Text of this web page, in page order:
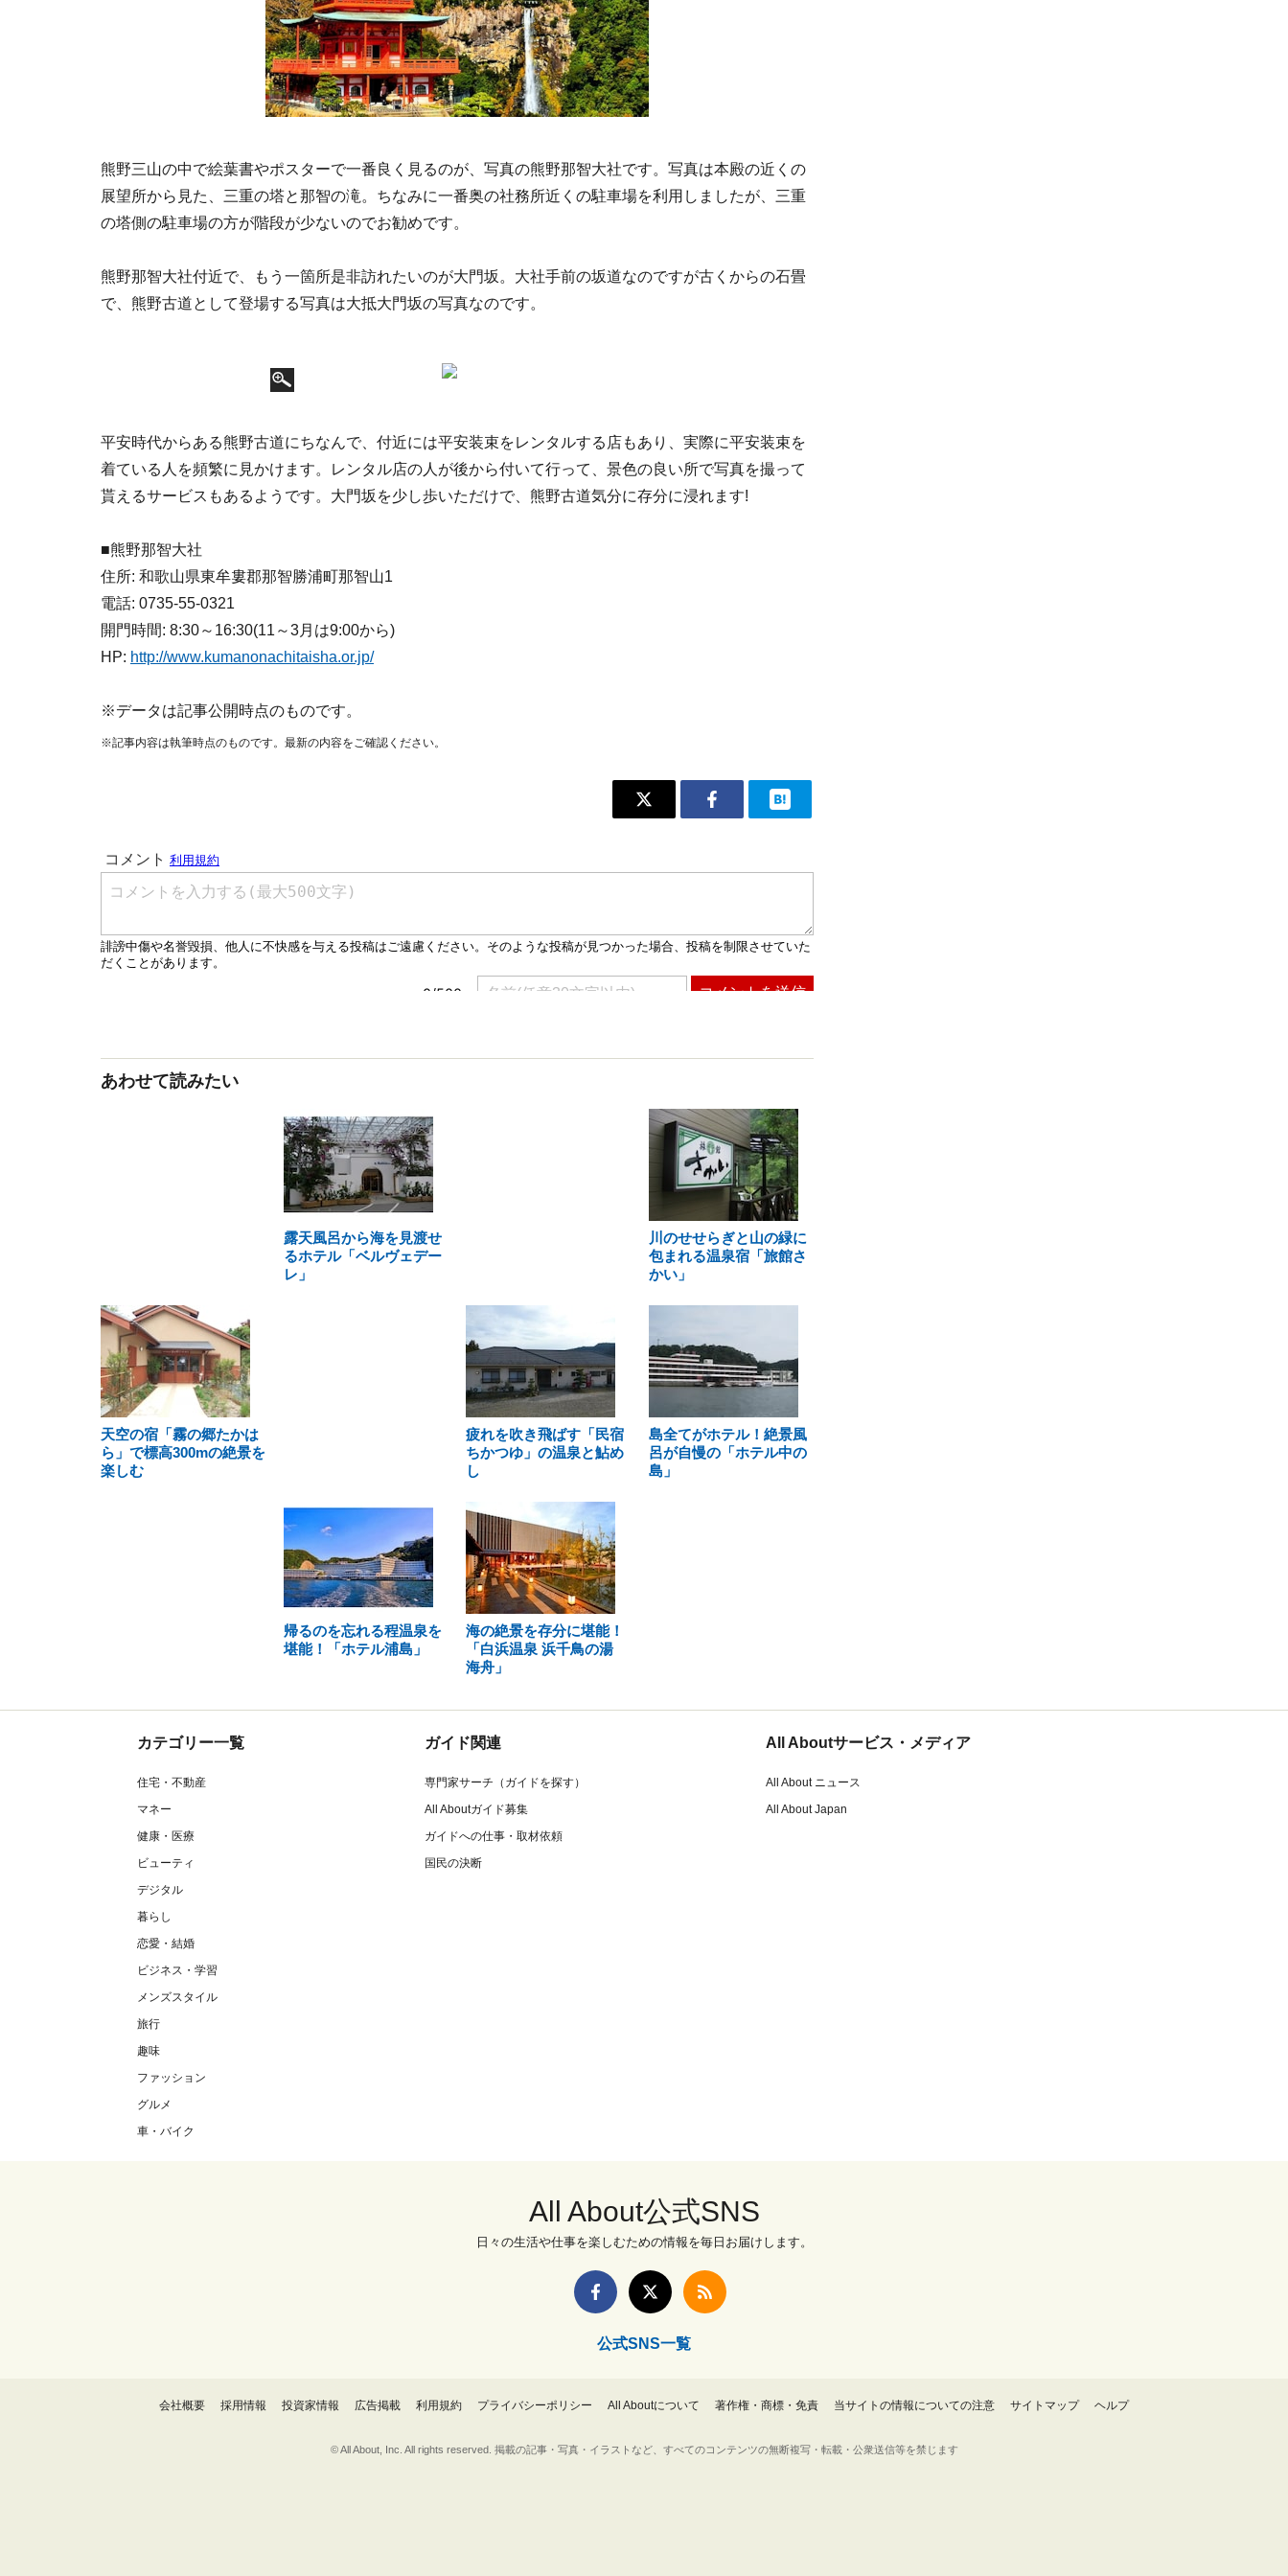
熊野三山の中で絵葉書やポスターで一番良く見るのが、写真の熊野那智大社です。写真は本殿の近くの
展望所から見た、三重の塔と那智の滝。ちなみに一番奥の社務所近くの駐車場を利用しましたが、三重
の塔側の駐車場の方が階段が少ないのでお勧めです。
熊野那智大社付近で、もう一箇所是非訪れたいのが大門坂。大社手前の坂道なのですが古くからの石畳
で、熊野古道として登場する写真は大抵大門坂の写真なのです。
平安時代からある熊野古道にちなんで、付近には平安装束をレンタルする店もあり、実際に平安装束を
着ている人を頻繁に見かけます。レンタル店の人が後から付いて行って、景色の良い所で写真を撮って
貰えるサービスもあるようです。大門坂を少し歩いただけで、熊野古道気分に存分に浸れます!
■熊野那智大社
住所: 和歌山県東牟婁郡那智勝浦町那智山1
電話: 0735-55-0321
開門時間: 8:30～16:30(11～3月は9:00から)
HP: http://www.kumanonachitaisha.or.jp/
※データは記事公開時点のものです。
※記事内容は執筆時点のものです。最新の内容をご確認ください。
あわせて読みたい
露天風呂から海を見渡せ
るホテル「ベルヴェデー
レ」
川のせせらぎと山の緑に
包まれる温泉宿「旅館さ
かい」
天空の宿「霧の郷たかは
ら」で標高300mの絶景を
楽しむ
疲れを吹き飛ばす「民宿
ちかつゆ」の温泉と鮎め
し
島全てがホテル！絶景風
呂が自慢の「ホテル中の
島」
帰るのを忘れる程温泉を
堪能！「ホテル浦島」
海の絶景を存分に堪能！
「白浜温泉 浜千鳥の湯
海舟」
カテゴリー一覧
住宅・不動産
マネー
健康・医療
ビューティ
デジタル
暮らし
恋愛・結婚
ビジネス・学習
メンズスタイル
旅行
趣味
ファッション
グルメ
車・バイク
ガイド関連
専門家サーチ（ガイドを探す）
All Aboutガイド募集
ガイドへの仕事・取材依頼
国民の決断
All Aboutサービス・メディア
All About ニュース
All About Japan
All About公式SNS
日々の生活や仕事を楽しむための情報を毎日お届けします。
公式SNS一覧
会社概要 採用情報 投資家情報 広告掲載 利用規約 プライバシーポリシー All Aboutについて 著作権・商標・免責 当サイトの情報についての注意 サイトマップ ヘルプ
© All About, Inc. All rights reserved. 掲載の記事・写真・イラストなど、すべてのコンテンツの無断複写・転載・公衆送信等を禁じます